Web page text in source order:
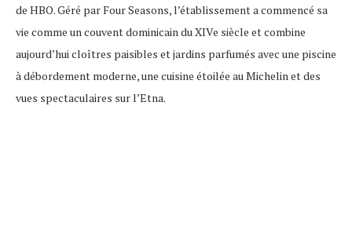
de HBO. Géré par Four Seasons, l’établissement a commencé sa
vie comme un couvent dominicain du XIVe siècle et combine
aujourd’hui cloîtres paisibles et jardins parfumés avec une piscine
à débordement moderne, une cuisine étoilée au Michelin et des
vues spectaculaires sur l’Etna.